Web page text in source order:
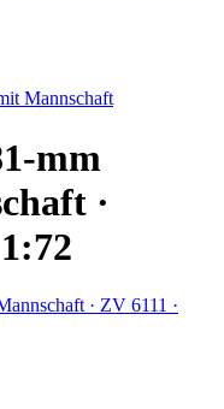
Mannschaft
mm
·